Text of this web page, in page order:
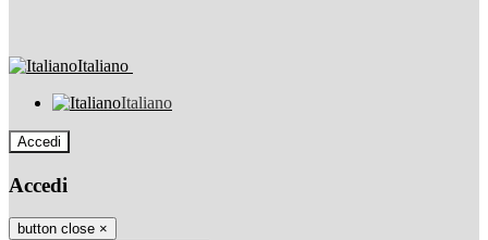
Italiano
Italiano
Accedi
Accedi
button close ×